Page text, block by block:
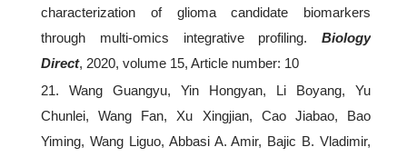
characterization of glioma candidate biomarkers
through multi-omics integrative profiling. Biology
Direct, 2020, volume 15, Article number: 10
21. Wang Guangyu, Yin Hongyan, Li Boyang, Yu
Chunlei, Wang Fan, Xu Xingjian, Cao Jiabao, Bao
Yiming, Wang Liguo, Abbasi A. Amir, Bajic B. Vladimir,